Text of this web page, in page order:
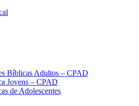
Bíblicas Adultos – CPAD
Jovens – CPAD
de Adolescentes